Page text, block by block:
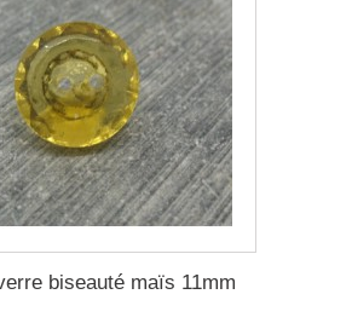
biseauté maïs 11mm